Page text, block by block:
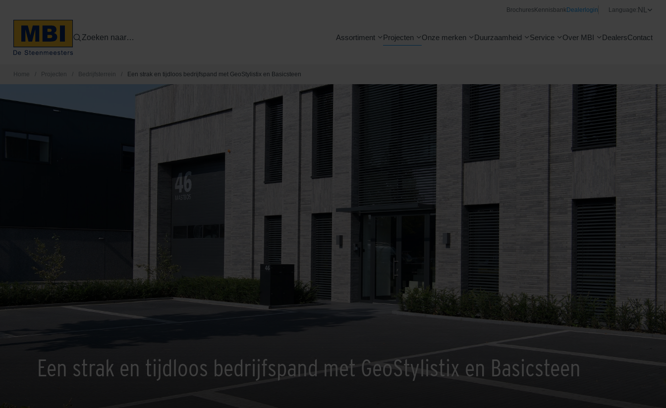
Brochures KennisbankDealerlogin Language:NL
Zoeken naar… Assortiment Projecten Onze merken Duurzaamheid Service Over MBI DealersContact
Home / Projecten / Bedrijfsterrein / Een strak en tijdloos bedrijfspand met GeoStylistix en Basicsteen
Een strak en tijdloos bedrijfspand met GeoStylistix en Basicsteen